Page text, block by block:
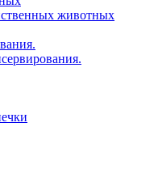
животных